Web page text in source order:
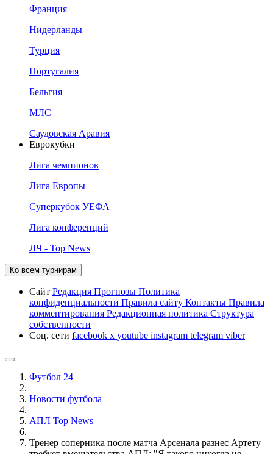
Франция
Нидерланды
Турция
Португалия
Бельгия
МЛС
Саудовская Аравия
Еврокубки
Лига чемпионов
Лига Европы
Суперкубок УЕФА
Лига конференций
ЛЧ - Top News
Ко всем турнирам
Сайт Редакция Прогнозы Политика
конфиденциальности Правила сайту Контакты Правила
комментирования Редакционная политика Структура
собственности
Соц. сети facebook x youtube instagram telegram viber
Футбол 24
Новости футбола
АПЛ Top News
Тренер соперника после матча Арсенала разнес Артету –